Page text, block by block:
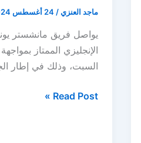
ماجد العنزي/ 24 أغسطس 2024
يواصل فريق مانشستر
الإنجليزي الممتاز
السبت، وذلك في إطار
مانشستر
Read Post »